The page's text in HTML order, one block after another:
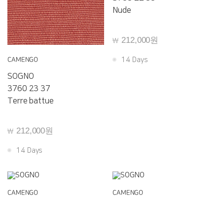
CAMENGO
SOGNO
3760 23 37
Terre battue
￦ 212,000원
14 Days
Nude
￦ 212,000원
14 Days
CAMENGO CAMENGO